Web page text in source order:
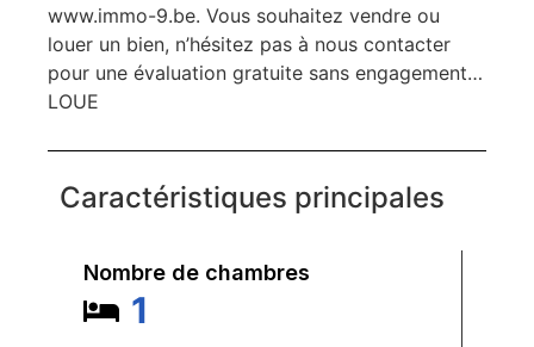
www.immo-9.be. Vous souhaitez vendre ou
louer un bien, n’hésitez pas à nous contacter
pour une évaluation gratuite sans engagement…
LOUE
Caractéristiques principales
Nombre de chambres
1